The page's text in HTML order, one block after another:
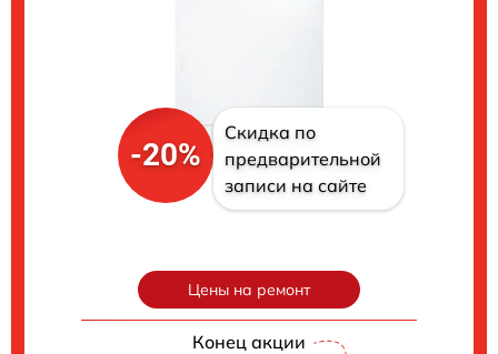
-20%
Скидка по
предварительной
записи на сайте
Цены на ремонт
Конец акции